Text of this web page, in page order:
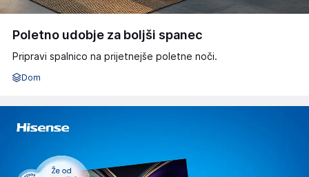
Poletno udobje za boljši spanec
Pripravi spalnico na prijetnejše poletne noči.
Dom